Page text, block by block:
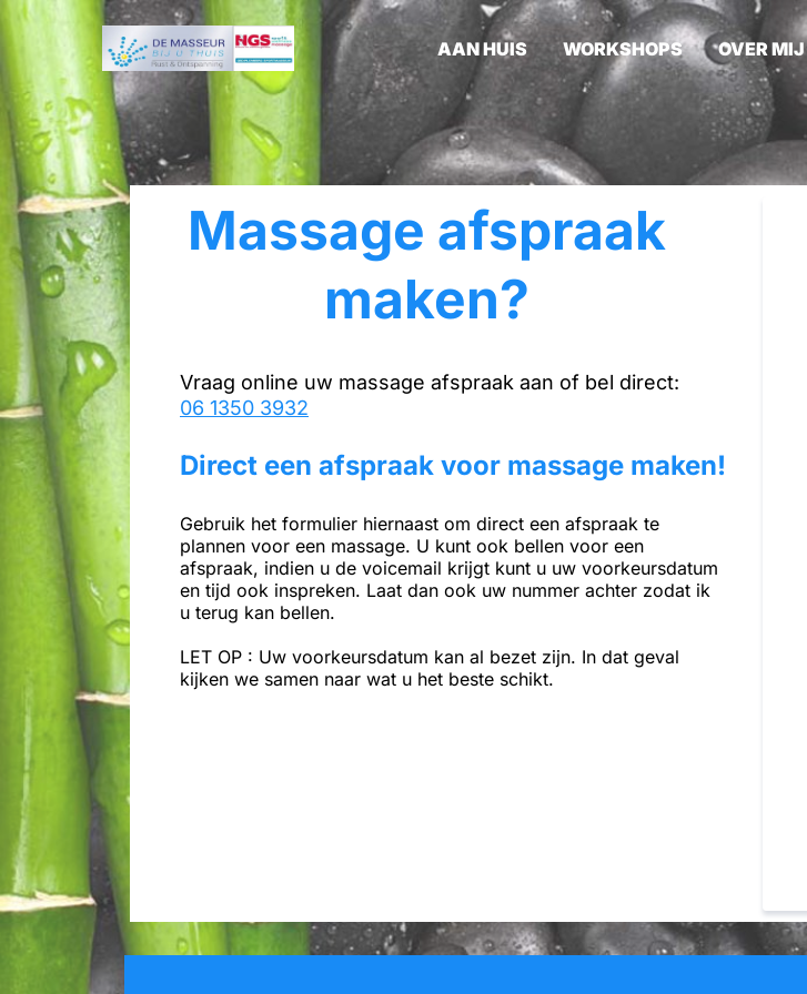
AAN HUIS WORKSHOPS OVER MIJ
Massage afspraak
maken?
Vraag online uw massage afspraak aan of bel direct:
06 1350 3932
Direct een afspraak voor massage maken!
Gebruik het formulier hiernaast om direct een afspraak te
plannen voor een massage. U kunt ook bellen voor een
afspraak, indien u de voicemail krijgt kunt u uw voorkeursdatum
en tijd ook inspreken. Laat dan ook uw nummer achter zodat ik
u terug kan bellen.
LET OP : Uw voorkeursdatum kan al bezet zijn. In dat geval
kijken we samen naar wat u het beste schikt.